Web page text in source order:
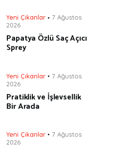
Yeni Çıkanlar
7 Ağustos
2026
Papatya Özlü Saç Açıcı
Sprey
Yeni Çıkanlar
7 Ağustos
2026
Pratiklik ve İşlevsellik
Bir Arada
Yeni Çıkanlar
7 Ağustos
2026